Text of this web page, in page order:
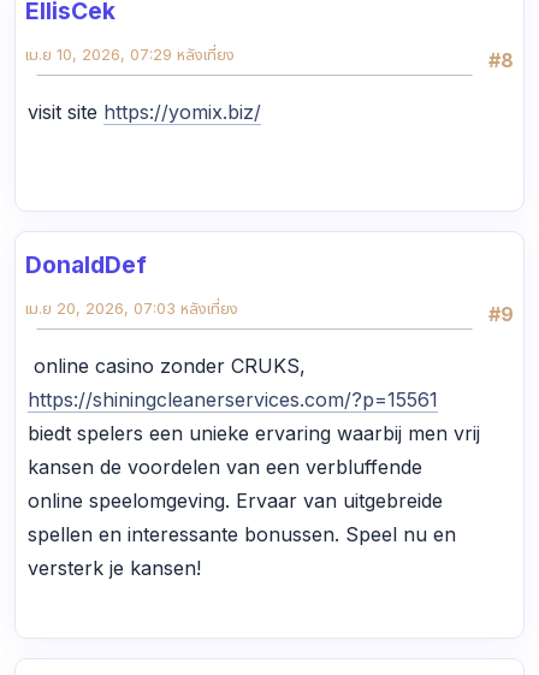
EllisCek
#8
เม.ย 10, 2026, 07:29 หลังเที่ยง
visit site https://yomix.biz/
DonaldDef
#9
เม.ย 20, 2026, 07:03 หลังเที่ยง
online casino zonder CRUKS,
https://shiningcleanerservices.com/?p=15561
biedt spelers een unieke ervaring waarbij men vrij
kansen de voordelen van een verbluffende
online speelomgeving. Ervaar van uitgebreide
spellen en interessante bonussen. Speel nu en
versterk je kansen!